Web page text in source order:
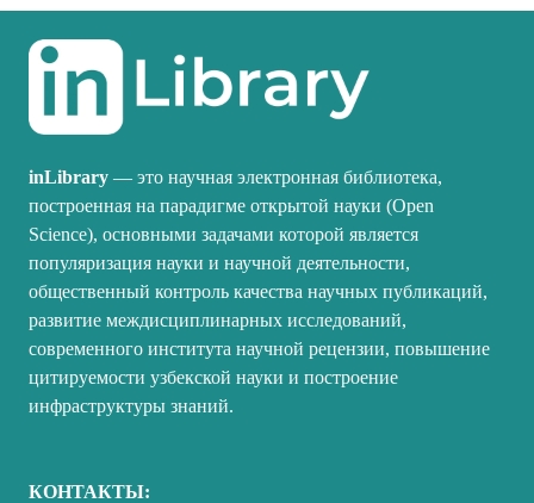
inLibrary — это научная электронная библиотека,
построенная на парадигме открытой науки (Open
Science), основными задачами которой является
популяризация науки и научной деятельности,
общественный контроль качества научных публикаций,
развитие междисциплинарных исследований,
современного института научной рецензии, повышение
цитируемости узбекской науки и построение
инфраструктуры знаний.
КОНТАКТЫ: